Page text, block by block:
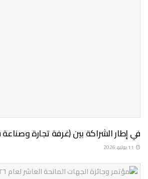
في إطار الشراكة بين (غرفة تجارة